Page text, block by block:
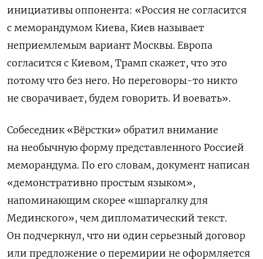
инициативы оппонента: «Россия не согласится
с меморандумом Киева, Киев называет
неприемлемым вариант Москвы. Европа
согласится с Киевом, Трамп скажет, что это
потому что без него. Но переговоры-то никто
не сворачивает, будем говорить. И воевать».
Собеседник «Вёрстки» обратил внимание
на необычную форму представленного Россией
меморандума. По его словам, документ написан
«демонстративно простым языком»,
напоминающим скорее «шпаргалку для
Мединского», чем дипломатический текст.
Он подчеркнул, что ни один серьезный договор
или предложение о перемирии не оформляется